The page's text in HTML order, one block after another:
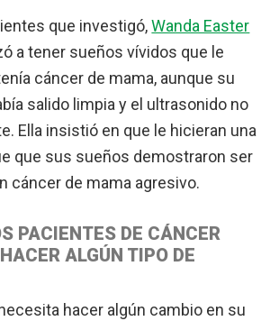
que investigó,Wanda Easter
a tener sueños vívidos que le
cáncer de mama, aunque su
salido limpia y el ultrasonido no
Ella insistió en que le hicieran una
que sus sueños demostraron ser
cáncer de mama agresivo.
PACIENTES DE CÁNCER
ALGÚN TIPO DE
hacer algún cambio en su